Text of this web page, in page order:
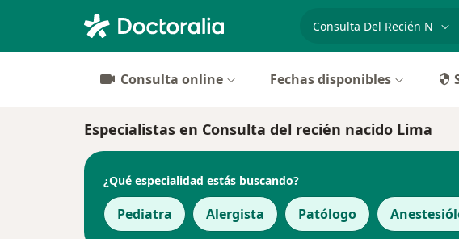
especialidad,
Consulta online Fechas disponibles
Especialistas en Consulta del recién nacido Lima
¿Qué especialidad estás buscando?
Pediatra Alergista Patólogo